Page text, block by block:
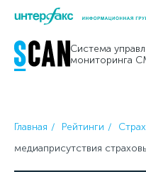
Skip
content
Система
мониторинга
Главная Рейтинги
медиаприсутствия